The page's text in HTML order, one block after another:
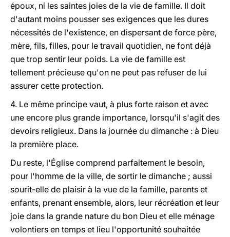
époux, ni les saintes joies de la vie de famille. Il doit
d'autant moins pousser ses exigences que les dures
nécessités de l'existence, en dispersant de force père,
mère, fils, filles, pour le travail quotidien, ne font déjà
que trop sentir leur poids. La vie de famille est
tellement précieuse qu'on ne peut pas refuser de lui
assurer cette protection.
4. Le même principe vaut, à plus forte raison et avec
une encore plus grande importance, lorsqu'il s'agit des
devoirs religieux. Dans la journée du dimanche : à Dieu
la première place.
Du reste, l'Église comprend parfaitement le besoin,
pour l'homme de la ville, de sortir le dimanche ; aussi
sourit-elle de plaisir à la vue de la famille, parents et
enfants, prenant ensemble, alors, leur récréation et leur
joie dans la grande nature du bon Dieu et elle ménage
volontiers en temps et lieu l'opportunité souhaitée